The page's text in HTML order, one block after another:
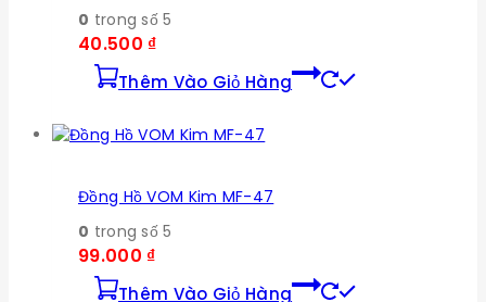
0 trong số 5
40.500 ₫
Thêm Vào Giỏ Hàng
Đồng Hồ VOM Kim MF-47
0 trong số 5
99.000 ₫
Thêm Vào Giỏ Hàng